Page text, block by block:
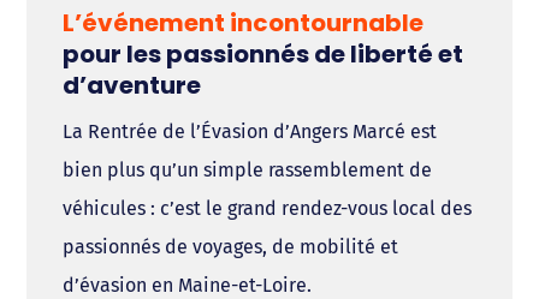
L’événement incontournable
pour les passionnés de liberté et
d’aventure
La Rentrée de l’Évasion d’Angers Marcé est
bien plus qu’un simple rassemblement de
véhicules : c’est le grand rendez-vous local des
passionnés de voyages, de mobilité et
d’évasion en Maine-et-Loire.